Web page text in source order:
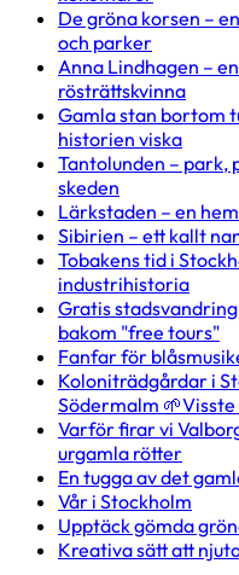
De gröna korsen –
och parker
Anna Lindhagen –
rösträttskvinna
Gamla stan bortom
historien viska
Tantolunden – park,
skeden
Lärkstaden – en
Sibirien – ett kallt
Tobakens tid i
industrihistoria
Gratis
bakom "free tours"
Fanfar för
Koloniträdgårdar i
Södermalm
Varför firar vi
urgamla rötter
En tugga av det
Vår i Stockholm
Upptäck gömda
Kreativa sätt att